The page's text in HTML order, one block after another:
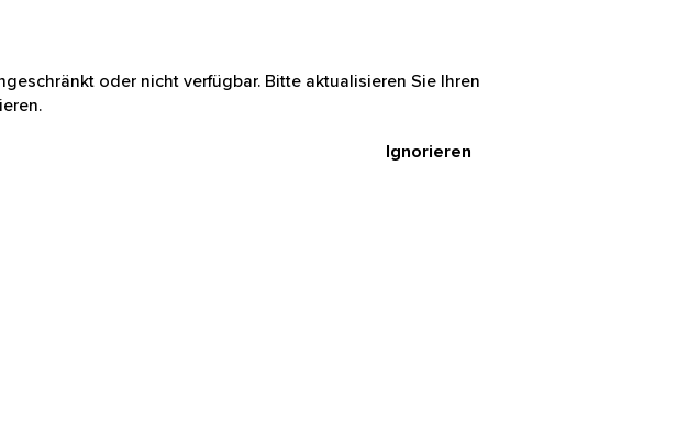
oder nicht verfügbar. Bitte aktualisieren Sie Ihren
Ignorieren